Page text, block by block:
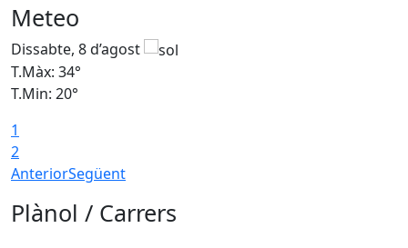
Meteo
Dissabte, 8 d’agost
T.Màx: 34°
T.Min: 20°
1
2
AnteriorSegüent
Plànol / Carrers